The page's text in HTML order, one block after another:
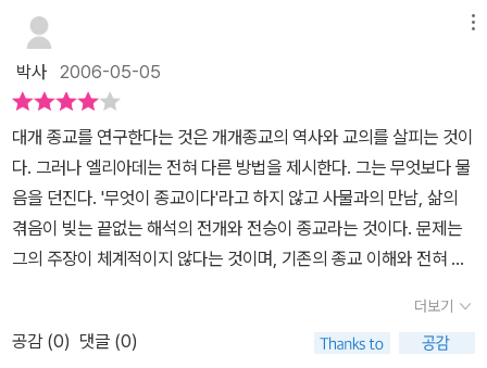
기타 상징물에게 운동삼아 절을 하기도 한다. 가끔씩 대웅전에 들어
가 복전함에 천원짜리 몇장을 넣고, 아내가 108배를 시작하면 나도
따라서 55배 또는 33배정도를 한다.(무릎 때문에 갈수록 힘들다!) 종
교에 대해 나와 비슷한 입장인 아내에게 '절하면서 무엇을 기원했는
가' 물으니 가족의 건강과 행복이라 대답한다. ㅎㅎ 아무 생각없이 절
운동을 하다가 어느 순간 나도 그러게 된다. 그러고 보니 모든 종교는
기본적으로 기복신앙에 근거하는 것 같고, 그런 면에서 나도 종교적
인간(Homo Religiosus)이다. 내가 절을 좋아하는 이유는 적요감
이라 할까? 산에 둘러싸인 절의 고적하면서 안온한 풍경이 좋고, 마
음이 편안하기 때문이다.(바람에 따라 가끔씩 울리는 처마의 풍경소
리도 기분을 좋게 한다.) 물론, 기독교 못지 않게 불교도 갈수록 상업
박사 2006-05-05
대개 종교를 연구한다는 것은 개개종교의 역사와 교의를 살피는 것이
다. 그러나 엘리아데는 전혀 다른 방법을 제시한다. 그는 무엇보다 물
음을 던진다. '무엇이 종교이다'라고 하지 않고 사물과의 만남, 삶의
겪음이 빚는 끝없는 해석의 전개와 전승이 종교라는 것이다. 문제는
그의 주장이 체계적이지 않다는 것이며, 기존의 종교 이해와 전혀 다
더보기
공감 (0) 댓글 (0)